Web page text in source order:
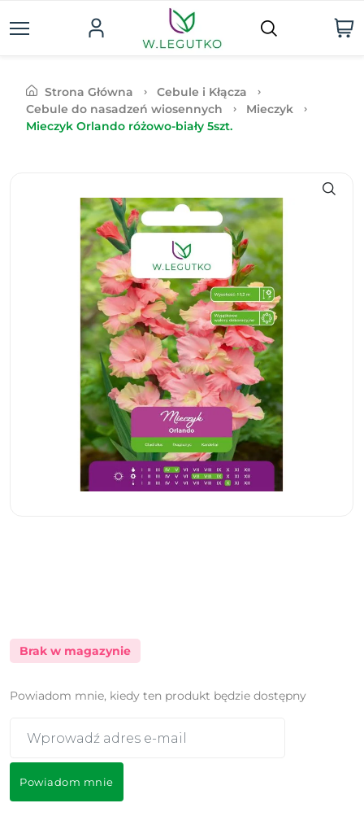
Strona Główna
Cebule i Kłącza
Cebule do nasadzeń wiosennych
Mieczyk
Mieczyk Orlando różowo-biały 5szt.
Brak w magazynie
Powiadom mnie, kiedy ten produkt będzie dostępny
Powiadom mnie